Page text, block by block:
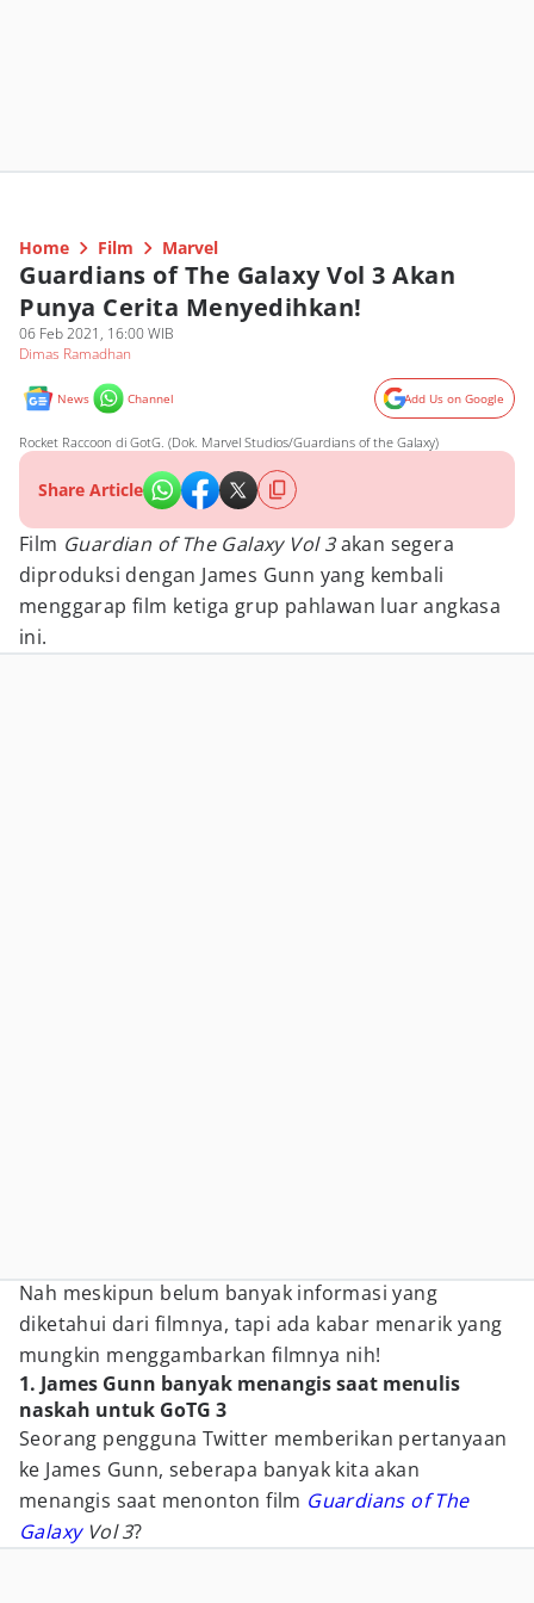
Home Film Marvel
Guardians of The Galaxy Vol 3 Akan
Punya Cerita Menyedihkan!
06 Feb 2021, 16:00 WIB
Dimas Ramadhan
News Channel Add Us on Google
Rocket Raccoon di GotG. (Dok. Marvel Studios/Guardians of the Galaxy)
Share Article
Film Guardian of The Galaxy Vol 3akan segera
diproduksi dengan James Gunn yang kembali
menggarap film ketiga grup pahlawan luar angkasa
ini.
Nah meskipun belum banyak informasi yang
diketahui dari filmnya, tapi ada kabar menarik yang
mungkin menggambarkan filmnya nih!
1. James Gunn banyak menangis saat menulis
naskah untuk GoTG 3
Seorang pengguna Twitter memberikan pertanyaan
ke James Gunn, seberapa banyak kita akan
menangis saat menonton film Guardians of The
GalaxyVol 3?